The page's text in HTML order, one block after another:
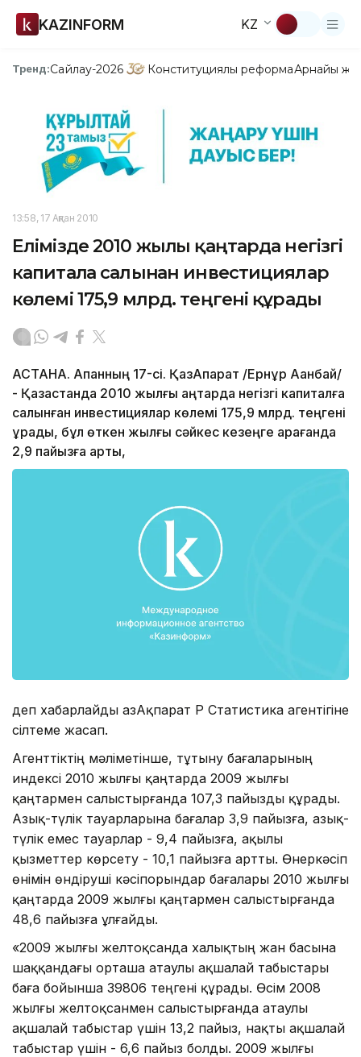
KAZINFORM KZ
Тренд:Сайлау-2026 Конституциялық реформаАрнайы
13:58, 17 Ақпан 2010
Елімізде 2010 жылғы қаңтарда негізгі
капиталға салынған инвестициялар
көлемі 175,9 млрд. теңгені құрады
АСТАНА. Ақпанның 17-сі. ҚазАқпарат /Ернұр Ақанбай/
- Қазақстанда 2010 жылғы қаңтарда негізгі капиталға
салынған инвестициялар көлемі 175,9 млрд. теңгені
құрады, бұл өткен жылғы сәйкес кезеңге қарағанда
2,9 пайызға артық,
деп хабарлайды ҚазАқпарат ҚР Статистика агентігіне
сілтеме жасап.
Агенттіктің мәліметінше, тұтыну бағаларының
индексі 2010 жылғы қаңтарда 2009 жылғы
қаңтармен салыстырғанда 107,3 пайызды құрады.
Азық-түлік тауарларына бағалар 3,9 пайызға, азық-
түлік емес тауарлар - 9,4 пайызға, ақылы
қызметтер көрсету - 10,1 пайызға артты. Өнеркәсіп
өнімін өндіруші кәсіпорындар бағалары 2010 жылғы
қаңтарда 2009 жылғы қаңтармен салыстырғанда
48,6 пайызға ұлғайды.
«2009 жылғы желтоқсанда халықтың жан басына
шаққандағы орташа атаулы ақшалай табыстары
баға бойынша 39806 теңгені құрады. Өсім 2008
жылғы желтоқсанмен салыстырғанда атаулы
ақшалай табыстар үшін 13,2 пайыз, нақты ақшалай
табыстар үшін - 6,6 пайыз болды. 2009 жылғы